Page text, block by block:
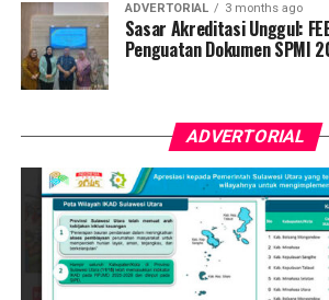
ADVERTORIAL 3 months ago
Sasar Akreditasi Unggul:
Penguatan Dokumen SPMI
ADVERTORIAL